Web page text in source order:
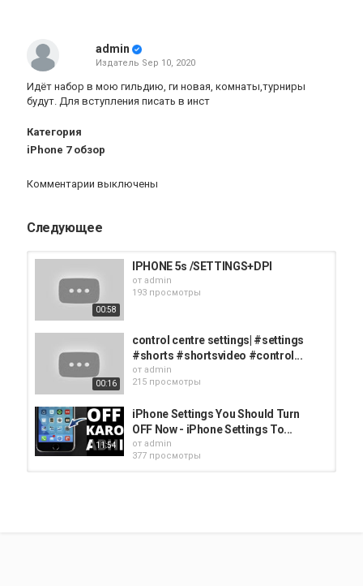
admin
Издатель Sep 10, 2020
Идёт набор в мою гильдию, ги новая, комнаты,турниры
будут. Для вступления писать в инст
Категория
iPhone 7 обзор
Комментарии выключены
Следующее
00:58
IPHONE 5s /SETTINGS+DPI
от admin
193 просмотры
00:16
control centre settings| #settings
#shorts #shortsvideo #control...
от admin
215 просмотры
11:54
iPhone Settings You Should Turn
OFF Now - iPhone Settings To...
от admin
377 просмотры